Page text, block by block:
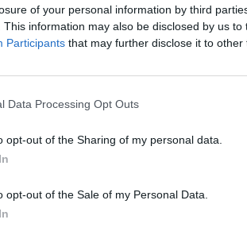
of your personal information by third
This information may also be disclosed by us
Participants that may further disclose it to other
Data Processing Opt Outs
opt-out of the Sharing of my personal data.
opt-out of the Sale of my Personal Data.
el momento en que llegas ya
para acceder a espacios,
usar el wifi", explica Vila, que
.
ciudades
Nueva
Berga.
de creer"